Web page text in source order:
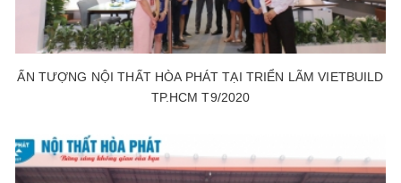
ẤN TƯỢNG NỘI THẤT HÒA PHÁT TẠI TRIỂN LÃM VIETBUILD
TP.HCM T9/2020